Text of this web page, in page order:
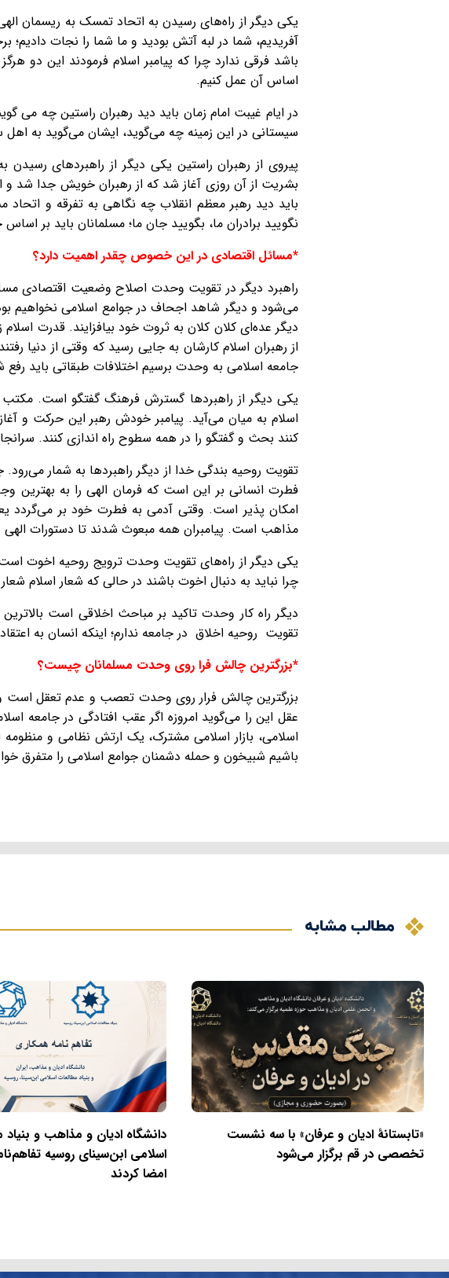
یکی دیگر از راه‌های رسیدن به اتحاد تمسک به ریسمان
آفریدیم، شما در لبه آتش بودید و ما شما را نجات
باشد فرقی ندارد چرا که پیامبر اسلام فرمودند این دو
اساس آن عمل کنیم.
در ایام غیبت امام زمان باید دید رهبران راستین چه می
سیستانی در این زمینه چه می‌گوید، ایشان می‌گوید به اهل
پیروی از رهبران راستین یکی دیگر از راهبردهای
بشریت از آن روزی آغاز شد که از رهبران خویش جدا شد و از
باید دید رهبر معظم انقلاب چه نگاهی به تفرقه و
نگویید برادران ما، بگویید جان ما؛ مسلمانان باید بر
*مسائل اقتصادی در این خصوص چقدر اهمیت دارد؟
راهبرد دیگر در تقویت وحدت اصلاح وضعیت اقتصادی
می‌شود و دیگر شاهد اجحاف در جوامع اسلامی نخواهیم
دیگر عده‌ای کلان کلان به ثروت خود بیافزایند. قدرت
از رهبران اسلام کارشان به جایی رسید که وقتی از دنیا
جامعه اسلامی به وحدت برسیم اختلافات طبقاتی باید
یکی دیگر از راهبردها گسترش فرهنگ گفتگو است.
اسلام به میان می‌آید. پیامبر خودش رهبر این حرکت و
کنند بحث و گفتگو را در همه سطوح راه اندازی کنند.
تقویت روحیه بندگی خدا از دیگر راهبردها به شمار
فطرت انسانی بر این است که فرمان الهی را به بهترین
امکان پذیر است. وقتی آدمی به فطرت خود بر می‌گردد
مذاهب است. پیامبران همه مبعوث شدند تا دستورات
یکی دیگر از راه‌های تقویت وحدت ترویج روحیه اخوت
چرا نباید به دنبال اخوت باشند در حالی که شعار اسلام
دیگر راه کار وحدت تاکید بر مباحث اخلاقی است
تقویت روحیه اخلاق در جامعه ندارم؛ اینکه انسان به
*بزرگترین چالش فرا روی وحدت مسلمانان چیست؟
بزرگترین چالش فرار روی وحدت تعصب و عدم تعقل است
عقل این را می‌گوید امروزه اگر عقب افتادگی در جامعه
اسلامی، بازار اسلامی مشترک، یک ارتش نظامی و
باشیم شبیخون و حمله دشمنان جوامع اسلامی را متفرق
مطالب مشابه
«تابستانهٔ ادیان و عرفان» با سه نشست
تخصصی در قم برگزار می‌شود
دانشگاه ادیان و مذاهب و بنیاد
اسلامی ابن‌سینای روسیه
امضا کردند